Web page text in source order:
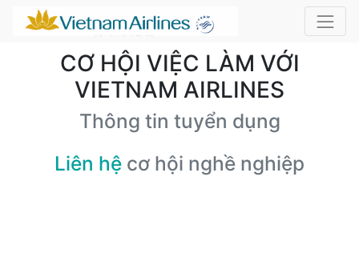
CƠ HỘI VIỆC LÀM VỚI
VIETNAM AIRLINES
Thông tin tuyển dụng
Liên hệ cơ hội nghề nghiệp